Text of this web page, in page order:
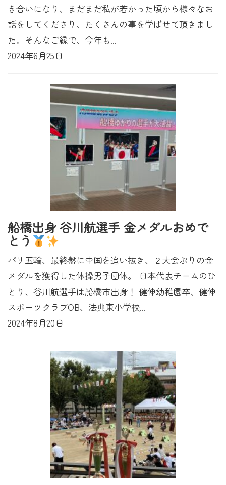
き合いになり、まだまだ私が若かった頃から様々なお
話をしてくださり、たくさんの事を学ばせて頂きまし
た。そんなご縁で、今年も...
2024年6月25日
船橋出身 谷川航選手 金メダルおめで
とう
パリ五輪、最終盤に中国を追い抜き、２大会ぶりの金
メダルを獲得した体操男子団体。 日本代表チームのひ
とり、谷川航選手は船橋市出身！ 健伸幼稚園卒、健伸
スポーツクラブOB、法典東小学校...
2024年8月20日